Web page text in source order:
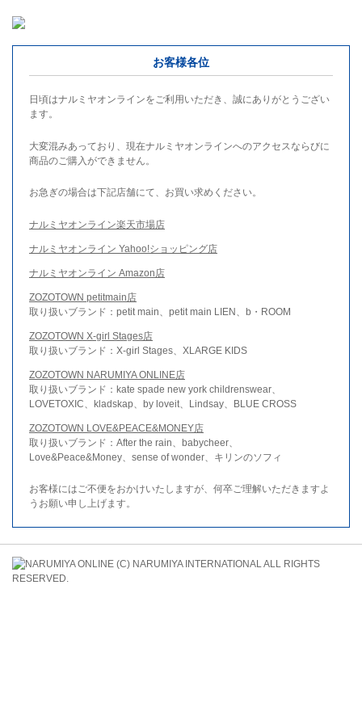
お客様各位
日頃はナルミヤオンラインをご利用いただき、誠にありがとうござい
ます。
大変混みあっており、現在ナルミヤオンラインへのアクセスならびに
商品のご購入ができません。
お急ぎの場合は下記店舗にて、お買い求めください。
ナルミヤオンライン楽天市場店
ナルミヤオンライン Yahoo!ショッピング店
ナルミヤオンライン Amazon店
ZOZOTOWN petitmain店
取り扱いブランド：petit main、petit main LIEN、b・ROOM
ZOZOTOWN X-girl Stages店
取り扱いブランド：X-girl Stages、XLARGE KIDS
ZOZOTOWN NARUMIYA ONLINE店
取り扱いブランド：kate spade new york childrenswear、
LOVETOXIC、kladskap、by loveit、Lindsay、BLUE CROSS
ZOZOTOWN LOVE&PEACE&MONEY店
取り扱いブランド：After the rain、babycheer、
Love&Peace&Money、sense of wonder、キリンのソフィ
お客様にはご不便をおかけいたしますが、何卒ご理解いただきますよ
うお願い申し上げます。